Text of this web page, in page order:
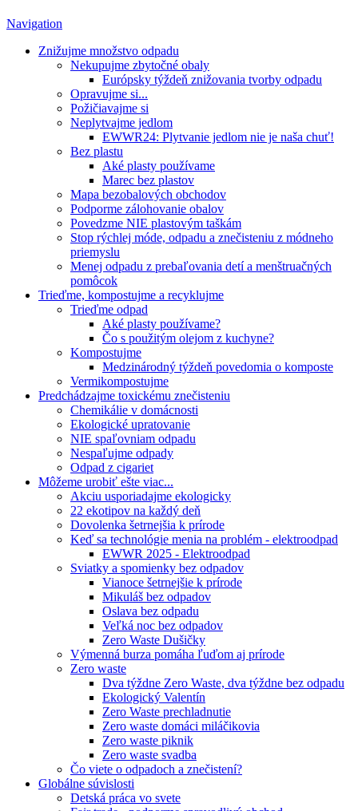
Navigation
Znižujme množstvo odpadu
Nekupujme zbytočné obaly
Európsky týždeň znižovania tvorby odpadu
Opravujme si...
Požičiavajme si
Neplytvajme jedlom
EWWR24: Plytvanie jedlom nie je naša chuť!
Bez plastu
Aké plasty používame
Marec bez plastov
Mapa bezobalových obchodov
Podporme zálohovanie obalov
Povedzme NIE plastovým taškám
Stop rýchlej móde, odpadu a znečisteniu z módneho
priemyslu
Menej odpadu z prebaľovania detí a menštruačných
pomôcok
Trieďme, kompostujme a recyklujme
Trieďme odpad
Aké plasty používame?
Čo s použitým olejom z kuchyne?
Kompostujme
Medzinárodný týždeň povedomia o komposte
Vermikompostujme
Predchádzajme toxickému znečisteniu
Chemikálie v domácnosti
Ekologické upratovanie
NIE spaľovniam odpadu
Nespaľujme odpady
Odpad z cigariet
Môžeme urobiť ešte viac...
Akciu usporiadajme ekologicky
22 ekotipov na každý deň
Dovolenka šetrnejšia k prírode
Keď sa technológie menia na problém - elektroodpad
EWWR 2025 - Elektroodpad
Sviatky a spomienky bez odpadov
Vianoce šetrnejšie k prírode
Mikuláš bez odpadov
Oslava bez odpadu
Veľká noc bez odpadov
Zero Waste Dušičky
Výmenná burza pomáha ľuďom aj prírode
Zero waste
Dva týždne Zero Waste, dva týždne bez odpadu
Ekologický Valentín
Zero Waste prechladnutie
Zero waste domáci miláčikovia
Zero waste piknik
Zero waste svadba
Čo viete o odpadoch a znečistení?
Globálne súvislosti
Detská práca vo svete